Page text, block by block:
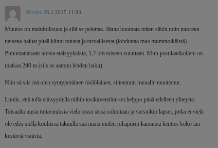
Merja 26.1.2015 11:03
Muutos on mahdollisuus ja silti se pelottaa. Jännä huomata miten säkin noin nuorena
naisena haluat pitää kiinni tutusta ja turvallisesta (lohduttaa mua mummoikäistä).
Puhumattakaan noista etäisyyksistä, 1,7 km toiseen suuntaan. Mun postilaatikolleni on
matkaa 240 m (siis se aamun lehden haku).
Niin sä siis mä olen syntyperäinen töölöläinen, sittemmin muualle muuttanut.
Luulis, että tolla etäisyydellä niihin tosikavereihin on helppo pitää edelleen yhteyttä.
Toisaalta uusia tuttavuuksia vielä tossa iässä solmitaan ja varsinkin lapset, jotka ei vielä
ole edes siellä koulussa takuulla saa niistä uuden pihapiirin kamuista kenties koko iän
kestäviä ystäviä.